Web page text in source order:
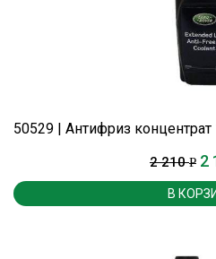
50529 | Антифриз концентрат
2 210Р 2
В